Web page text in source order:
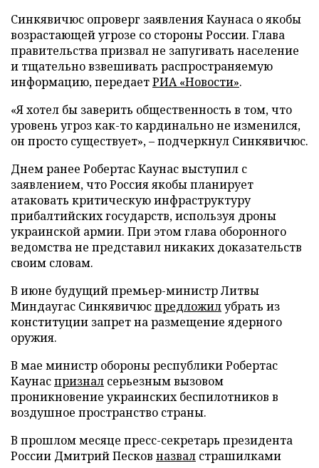
Синкявичюс опроверг заявления Каунаса о якобы
возрастающей угрозе со стороны России. Глава
правительства призвал не запугивать население
и тщательно взвешивать распространяемую
информацию, передаетРИА «Новости».
«Я хотел бы заверить общественность в том, что
уровень угроз как-то кардинально не изменился,
он просто существует», – подчеркнул Синкявичюс.
Днем ранее Робертас Каунас выступил с
заявлением, что Россия якобы планирует
атаковать критическую инфраструктуру
прибалтийских государств, используя дроны
украинской армии. При этом глава оборонного
ведомства не представил никаких доказательств
своим словам.
В июне будущий премьер-министр Литвы
Миндаугас Синкявичюспредложилубрать из
конституции запрет на размещение ядерного
оружия.
В мае министр обороны республики Робертас
Каунаспризнал серьезным вызовом
проникновение украинских беспилотников в
воздушное пространство страны.
В прошлом месяце пресс-секретарь президента
России Дмитрий Песков назвал страшилками